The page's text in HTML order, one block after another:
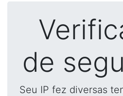
de
Seu IP fez diversas